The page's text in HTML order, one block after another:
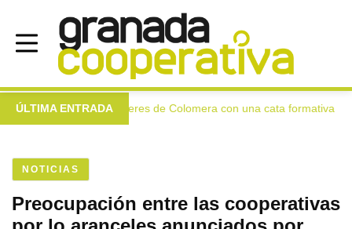
ÚLTIMA ENTRADA
extra a las mujeres de Colomera con una cata formativa
NOTICIAS
Preocupación entre las cooperativas